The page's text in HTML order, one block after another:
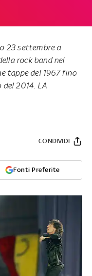
23 settembre a
rock band nel
tappe del 1967 fino
2014. LA
Fonti Preferite
CONDIVIDI